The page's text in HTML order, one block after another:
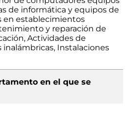
de informática y equipos de
en establecimientos
y reparación de
Actividades de
Instalaciones
en el que se